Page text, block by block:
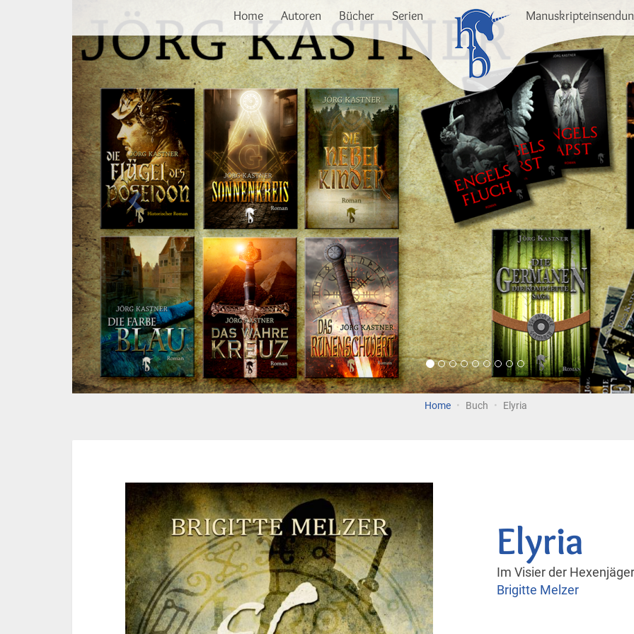
Home Autoren Bücher Serien
Home Buch Elyria
Elyria
Im Visier der Hexenjäger
Brigitte Melzer